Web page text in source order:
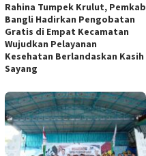
Rahina Tumpek Krulut, Pemkab
Bangli Hadirkan Pengobatan
Gratis di Empat Kecamatan
Wujudkan Pelayanan
Kesehatan Berlandaskan Kasih
Sayang